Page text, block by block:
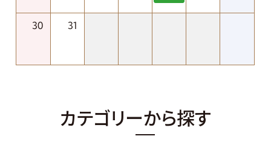
30 31
カテゴリーから探す